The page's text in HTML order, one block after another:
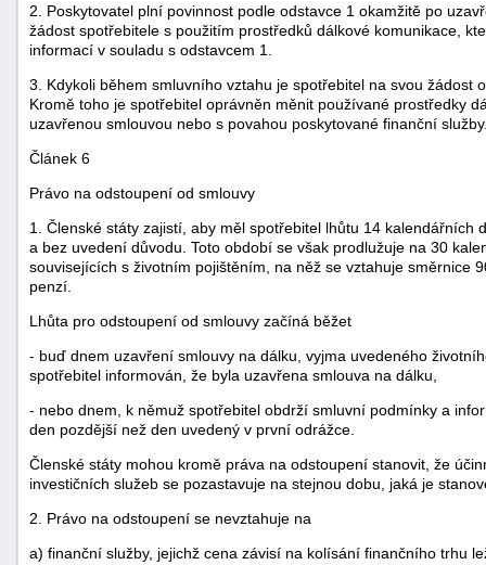
2. Poskytovatel plní povinnost podle odstavce 1 okamžitě po
žádost spotřebitele s použitím prostředků dálkové komunikace,
informací v souladu s odstavcem 1.
3. Kdykoli během smluvního vztahu je spotřebitel na svou žádost
Kromě toho je spotřebitel oprávněn měnit používané prostředky
uzavřenou smlouvou nebo s povahou poskytované finanční
Článek 6
Právo na odstoupení od smlouvy
1. Členské státy zajistí, aby měl spotřebitel lhůtu 14
a bez uvedení důvodu. Toto období se však prodlužuje na 30
souvisejících s životním pojištěním, na něž se vztahuje směrnice
penzí.
Lhůta pro odstoupení od smlouvy začíná běžet
- buď dnem uzavření smlouvy na dálku, vyjma uvedeného
spotřebitel informován, že byla uzavřena smlouva na dálku,
- nebo dnem, k němuž spotřebitel obdrží smluvní podmínky a
den pozdější než den uvedený v první odrážce.
Členské státy mohou kromě práva na odstoupení stanovit, že
investičních služeb se pozastavuje na stejnou dobu, jaká je
2. Právo na odstoupení se nevztahuje na
a) finanční služby, jejichž cena závisí na kolísání finančního trhu